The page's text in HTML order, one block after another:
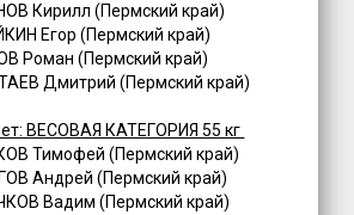
Кирилл (Пермский край)
Егор (Пермский край)
Роман (Пермский край)
Дмитрий (Пермский край)
ВЕСОВАЯ КАТЕГОРИЯ 55 кг
Тимофей (Пермский край)
Андрей (Пермский край)
Вадим (Пермский край)